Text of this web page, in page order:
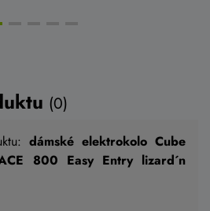
(0)
dámské elektrokolo Cube
800 Easy Entry lizard´n